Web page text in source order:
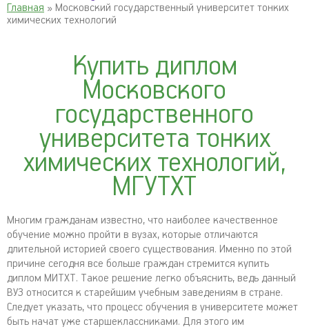
Главная » Московский государственный университет тонких
химических технологий
Купить диплом
Московского
государственного
университета тонких
химических технологий,
МГУТХТ
Многим гражданам известно, что наиболее качественное
обучение можно пройти в вузах, которые отличаются
длительной историей своего существования. Именно по этой
причине сегодня все больше граждан стремится купить
диплом МИТХТ. Такое решение легко объяснить, ведь данный
ВУЗ относится к старейшим учебным заведениям в стране.
Следует указать, что процесс обучения в университете может
быть начат уже старшеклассниками. Для этого им